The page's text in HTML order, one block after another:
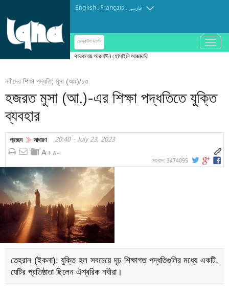
English. Français.فارسی
ডেস্কটপ ভার্শন
باز
و
কারবালায় আরবাঈন হোসাইনি আজাদারি
নবীদের শিক্ষা পদ্ধতি; মূসা (আঃ)/১৩
হজরত মুসা (আ.)-এর শিক্ষা পদ্ধতিতে যুক্তি
ব্যবহার
প্রচ্ছদ সাধারণ 20:40 - July 23, 2023
সংবাদ: 3474095
তেহরান (ইকনা): যুক্তি হল সবচেয়ে দৃঢ় শিক্ষাগত পদ্ধতিগুলির মধ্যে একটি,
যেটির প্রতিষ্ঠাতা ছিলেন ঐশ্বরিক নবীরা।